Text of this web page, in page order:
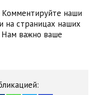
наши
на страницах наших
Нам важно ваше